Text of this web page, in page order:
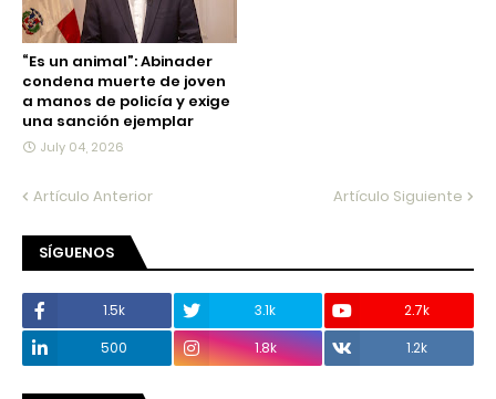
“Es un animal”: Abinader
condena muerte de joven
a manos de policía y exige
una sanción ejemplar
July 04, 2026
Artículo Anterior Artículo Siguiente
SÍGUENOS
1.5k 3.1k
2.7k
500
1.8k 1.2k